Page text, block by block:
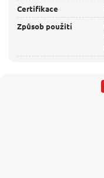
Certifikace
Způsob použití